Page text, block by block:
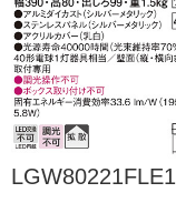
LGW80221FLE1